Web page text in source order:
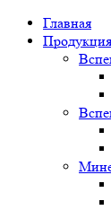
Главная
Продукция